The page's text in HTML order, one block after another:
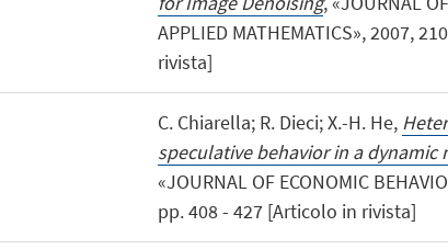
APPLIED MATHEMATICS», 2007,
rivista]
C. Chiarella; R. Dieci; X.-H. He,
speculative behavior in a
«JOURNAL OF ECONOMIC
pp. 408 - 427 [Articolo in rivista]